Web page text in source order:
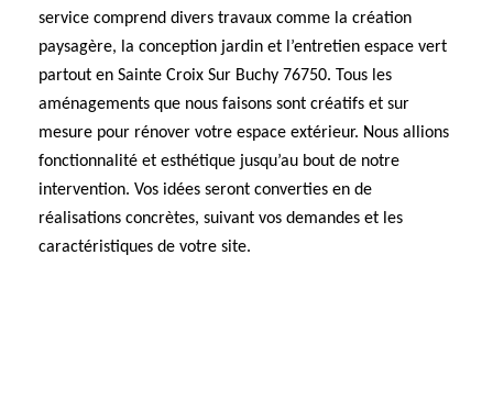
service comprend divers travaux comme la création
paysagère, la conception jardin et l’entretien espace vert
partout en Sainte Croix Sur Buchy 76750. Tous les
aménagements que nous faisons sont créatifs et sur
mesure pour rénover votre espace extérieur. Nous allions
fonctionnalité et esthétique jusqu’au bout de notre
intervention. Vos idées seront converties en de
réalisations concrètes, suivant vos demandes et les
caractéristiques de votre site.